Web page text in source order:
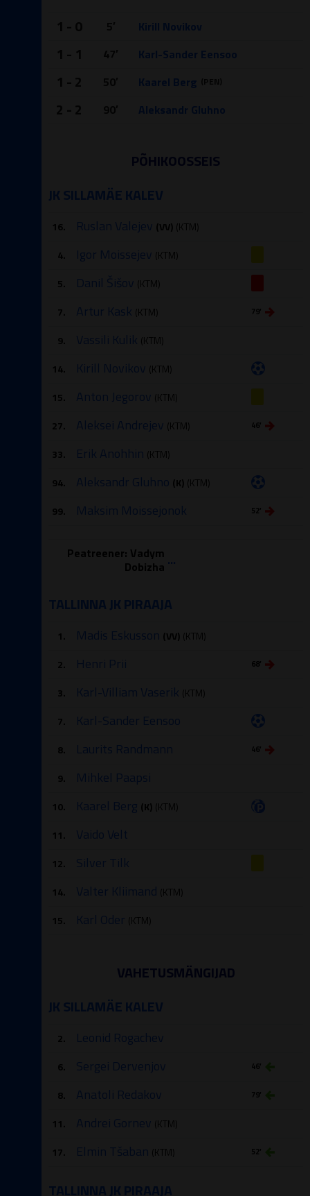
Kirill Novikov
Karl-Sander Eensoo
Kaarel Berg
Aleksandr Gluhno
PÕHIKOOSSEIS
JK SILLAMÄE KALEV
16. Ruslan Valejev (VV) (KTM)
4.
Igor Moissejev (KTM)
5.
Danil Šišov (KTM)
7.
79′
Artur Kask (KTM)
9.
Vassili Kulik (KTM)
14.
Kirill Novikov (KTM)
15.
Anton Jegorov (KTM)
27.
46′
Aleksei Andrejev (KTM)
33.
Erik Anohhin (KTM)
94.
Aleksandr Gluhno (K) (KTM)
99.
52′
Maksim Moissejonok
Peatreener: Vadym
Dobizha ...
TALLINNA JK PIRAAJA
1. Madis Eskusson (VV) (KTM)
2.
68′
Henri Prii
3. Karl-Villiam Vaserik (KTM)
7.
Karl-Sander Eensoo
8. 46′
Laurits Randmann
9. Mihkel Paapsi
10. Kaarel Berg (K) (KTM)
11.
Vaido Velt
12. Silver Tilk
14. Valter Kliimand (KTM)
15.
Karl Oder (KTM)
VAHETUSMÄNGIJAD
JK SILLAMÄE KALEV
2. Leonid Rogachev
6. 46′
Sergei Dervenjov
8. 79′
Anatoli Redakov
11. Andrei Gornev (KTM)
17.
52′
Elmin Tšaban (KTM)
TALLINNA JK PIRAAJA